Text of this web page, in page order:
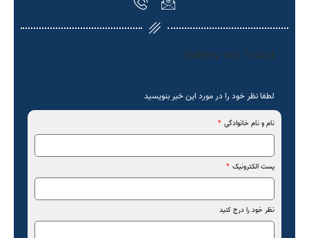
Gallery not found.
لطفا نظر خود را در مورد این خبر بنویسید
نام و نام خانوادگی
پست الکترونیک
نظر خود را درج کنید